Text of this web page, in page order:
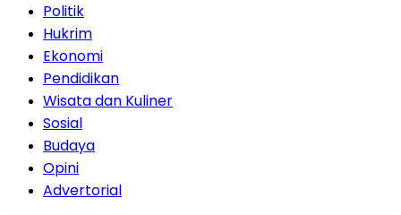
Politik
Hukrim
Ekonomi
Pendidikan
Wisata dan Kuliner
Sosial
Budaya
Opini
Advertorial